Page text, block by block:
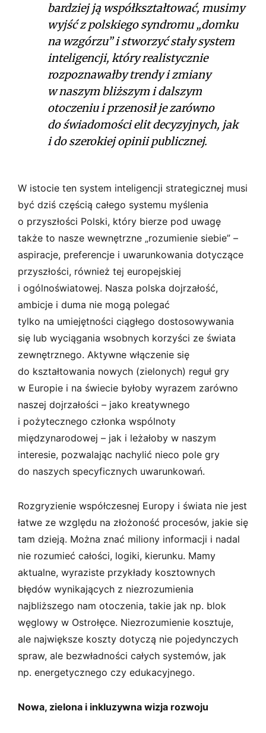
bardziej ją współkształtować, musimy
wyjść z polskiego syndromu „domku
na wzgórzu” i stworzyć stały system
inteligencji, który realistycznie
rozpoznawałby trendy i zmiany
w naszym bliższym i dalszym
otoczeniu i przenosił je zarówno
do świadomości elit decyzyjnych, jak
i do szerokiej opinii publicznej.
W istocie ten system inteligencji strategicznej musi
być dziś częścią całego systemu myślenia
o przyszłości Polski, który bierze pod uwagę
także to nasze wewnętrzne „rozumienie siebie” –
aspiracje, preferencje i uwarunkowania dotyczące
przyszłości, również tej europejskiej
i ogólnoświatowej. Nasza polska dojrzałość,
ambicje i duma nie mogą polegać
tylko na umiejętności ciągłego dostosowywania
się lub wyciągania wsobnych korzyści ze świata
zewnętrznego. Aktywne włączenie się
do kształtowania nowych (zielonych) reguł gry
w Europie i na świecie byłoby wyrazem zarówno
naszej dojrzałości – jako kreatywnego
i pożytecznego członka wspólnoty
międzynarodowej – jak i leżałoby w naszym
interesie, pozwalając nachylić nieco pole gry
do naszych specyficznych uwarunkowań.
Rozgryzienie współczesnej Europy i świata nie jest
łatwe ze względu na złożoność procesów, jakie się
tam dzieją. Można znać miliony informacji i nadal
nie rozumieć całości, logiki, kierunku. Mamy
aktualne, wyraziste przykłady kosztownych
błędów wynikających z niezrozumienia
najbliższego nam otoczenia, takie jak np. blok
węglowy w Ostrołęce. Niezrozumienie kosztuje,
ale największe koszty dotyczą nie pojedynczych
spraw, ale bezwładności całych systemów, jak
np. energetycznego czy edukacyjnego.
Nowa, zielona i inkluzywna wizja rozwoju